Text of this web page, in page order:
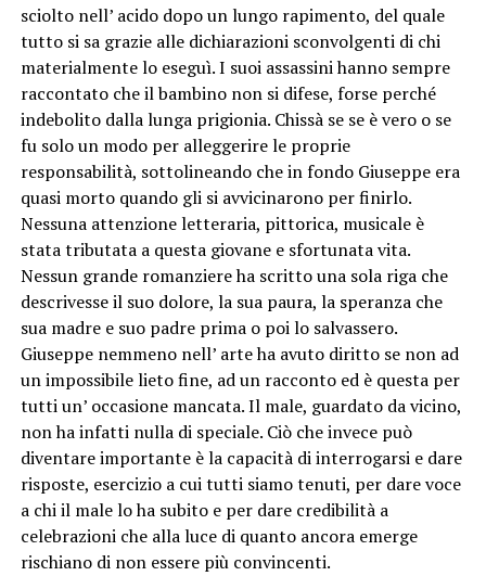
sciolto nell’ acido dopo un lungo rapimento, del quale
tutto si sa grazie alle dichiarazioni sconvolgenti di chi
materialmente lo eseguì. I suoi assassini hanno sempre
raccontato che il bambino non si difese, forse perché
indebolito dalla lunga prigionia. Chissà se se è vero o se
fu solo un modo per alleggerire le proprie
responsabilità, sottolineando che in fondo Giuseppe era
quasi morto quando gli si avvicinarono per finirlo.
Nessuna attenzione letteraria, pittorica, musicale è
stata tributata a questa giovane e sfortunata vita.
Nessun grande romanziere ha scritto una sola riga che
descrivesse il suo dolore, la sua paura, la speranza che
sua madre e suo padre prima o poi lo salvassero.
Giuseppe nemmeno nell’ arte ha avuto diritto se non ad
un impossibile lieto fine, ad un racconto ed è questa per
tutti un’ occasione mancata. Il male, guardato da vicino,
non ha infatti nulla di speciale. Ciò che invece può
diventare importante è la capacità di interrogarsi e dare
risposte, esercizio a cui tutti siamo tenuti, per dare voce
a chi il male lo ha subito e per dare credibilità a
celebrazioni che alla luce di quanto ancora emerge
rischiano di non essere più convincenti.